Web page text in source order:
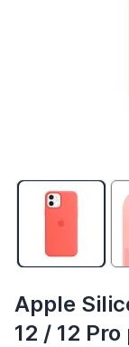
Apple
12 / 12